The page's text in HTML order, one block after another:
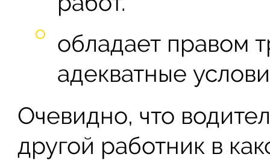
обладает правом
адекватные
Очевидно, что
другой работник в